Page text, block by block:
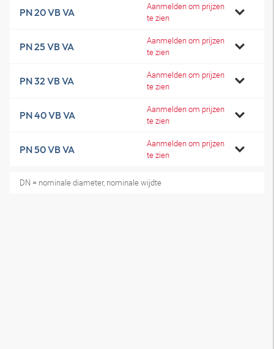
PN 20 VB VA
Aanmelden om prijzen
te zien
PN 25 VB VA
Aanmelden om prijzen
te zien
PN 32 VB VA
Aanmelden om prijzen
te zien
PN 40 VB VA
Aanmelden om prijzen
te zien
PN 50 VB VA
Aanmelden om prijzen
te zien
DN = nominale diameter, nominale wijdte